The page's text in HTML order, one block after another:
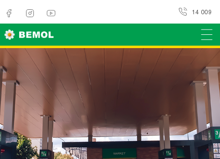
14 009